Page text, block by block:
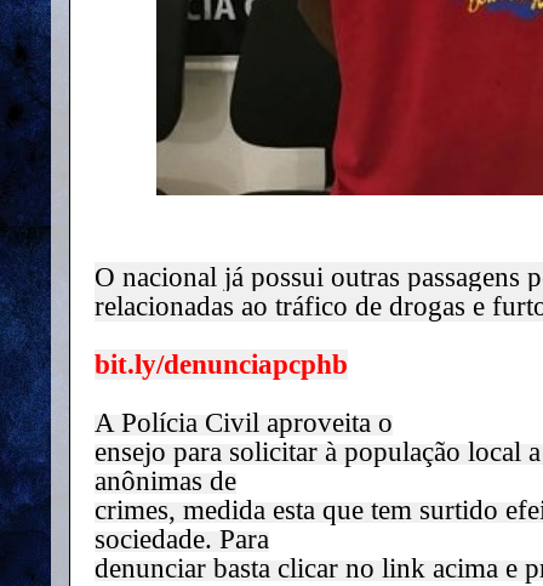
O nacional já possui outras passagens
relacionadas ao tráfico de drogas e
bit.ly/denunciapcphb
A Polícia Civil aproveita o
ensejo para solicitar à população local
anônimas de
crimes, medida esta que tem surtido
sociedade. Para
denunciar basta clicar no link acima e